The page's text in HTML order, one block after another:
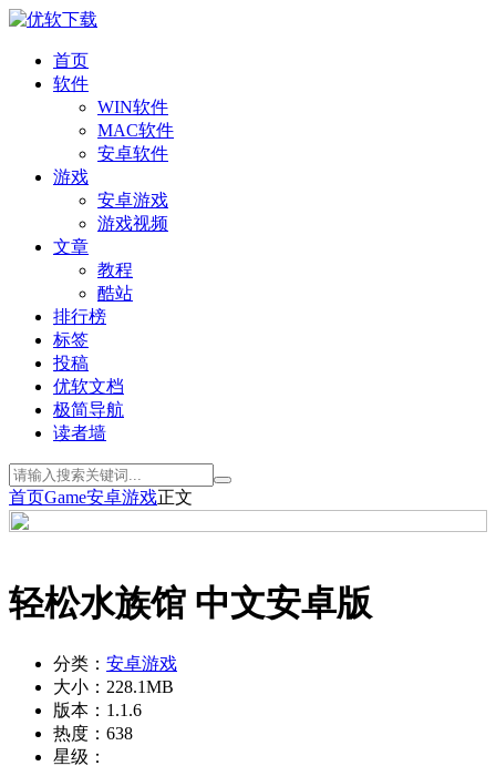
首页
软件
WIN软件
MAC软件
安卓软件
游戏
安卓游戏
游戏视频
文章
教程
酷站
排行榜
标签
投稿
优软文档
极简导航
读者墙
首页Game安卓游戏正文
轻松水族馆 中文安卓版
分类： 安卓游戏
大小： 228.1MB
版本： 1.1.6
热度： 638
星级：